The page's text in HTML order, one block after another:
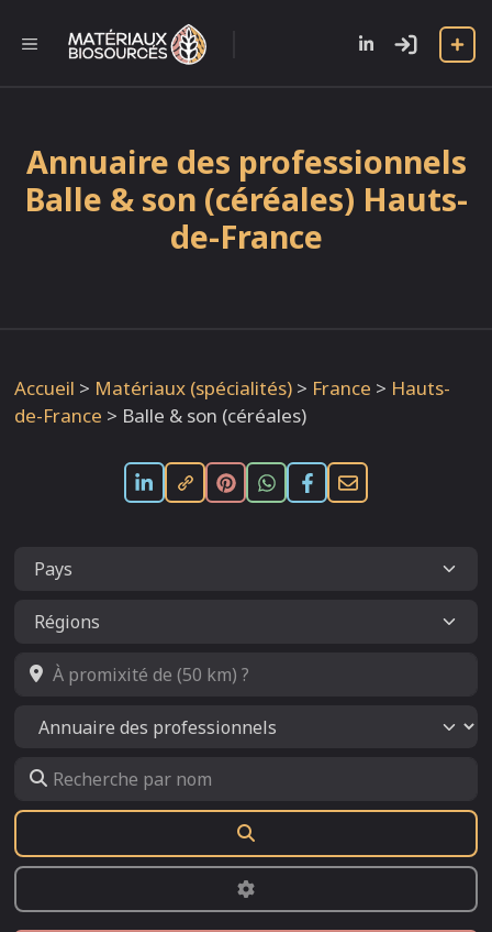
contenu
MENU
Annuaire des professionnels
Balle & son (céréales) Hauts-
de-France
Accueil > Matériaux (spécialités) > France > Hauts-
de-France > Balle & son (céréales)
À promixité de (50 km) ?
Select search type
Recherche par nom
Advanced Filters